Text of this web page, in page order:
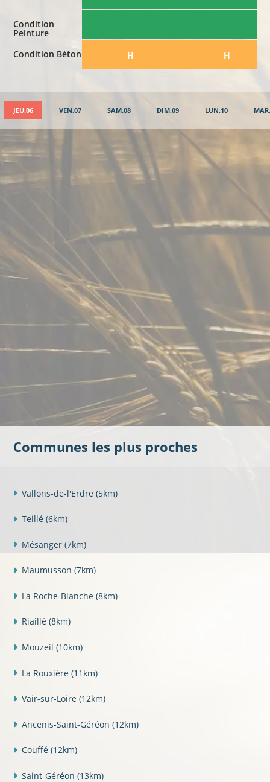
Condition
Peinture
Condition Béton
​H ​H
JEU.06 VEN.07 SAM.08 DIM.09 LUN.10
Communes les plus proches
Vallons-de-l'Erdre (5km)
Teillé (6km)
Mésanger (7km)
Maumusson (7km)
La Roche-Blanche (8km)
Riaillé (8km)
Mouzeil (10km)
La Rouxière (11km)
Vair-sur-Loire (12km)
Ancenis-Saint-Géréon (12km)
Couffé (12km)
Saint-Géréon (13km)